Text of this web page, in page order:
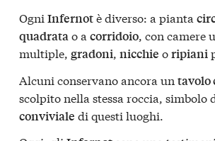
Ogni Infernotè diverso: a pianta
quadratao a corridoio, con camere
multiple, gradoni, nicchie oripiani
Alcuni conservano ancora un tavolo
scolpito nella stessa roccia, simbolo
conviviale di questi luoghi.